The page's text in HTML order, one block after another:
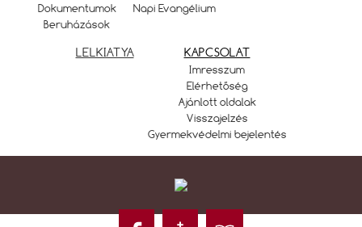
Dokumentumok
Beruházások
Napi Evangélium
LELKIATYA KAPCSOLAT
Imresszum
Elérhetőség
Ajánlott oldalak
Visszajelzés
Gyermekvédelmi bejelentés